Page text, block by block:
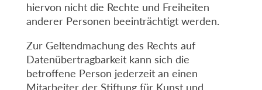
hiervon nicht die Rechte und Freiheiten
anderer Personen beeinträchtigt werden.
Zur Geltendmachung des Rechts auf
Datenübertragbarkeit kann sich die
betroffene Person jederzeit an einen
Mitarbeiter der Stiftung für Kunst und